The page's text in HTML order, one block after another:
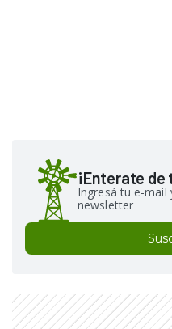
¡Enterate
Ingresá tu e-
newsletter